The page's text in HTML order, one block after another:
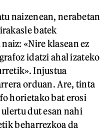
naizenean, nerabetan
batek
«Nire klasean ez
idatzi ahal izateko
Injustua
orduan. Are, tinta
horietako bat erosi
dut esan nahi
beharrezkoa da